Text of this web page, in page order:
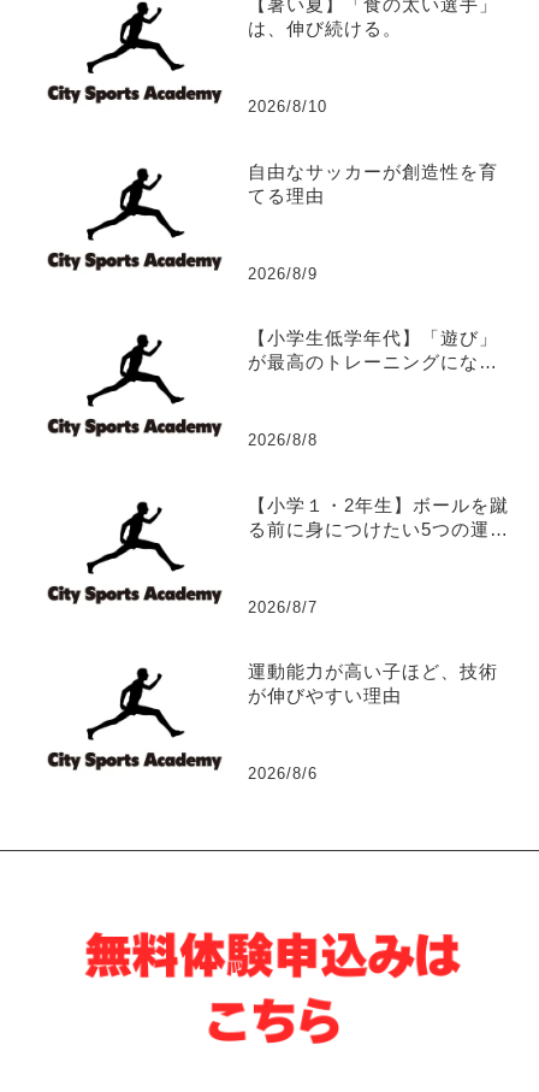
【暑い夏】「食の太い選手」
は、伸び続ける。
2026/8/10
自由なサッカーが創造性を育
てる理由
2026/8/9
【小学生低学年代】「遊び」
が最高のトレーニングになる
2026/8/8
【小学１・2年生】ボールを蹴
る前に身につけたい5つの運動
2026/8/7
運動能力が高い子ほど、技術
が伸びやすい理由
2026/8/6